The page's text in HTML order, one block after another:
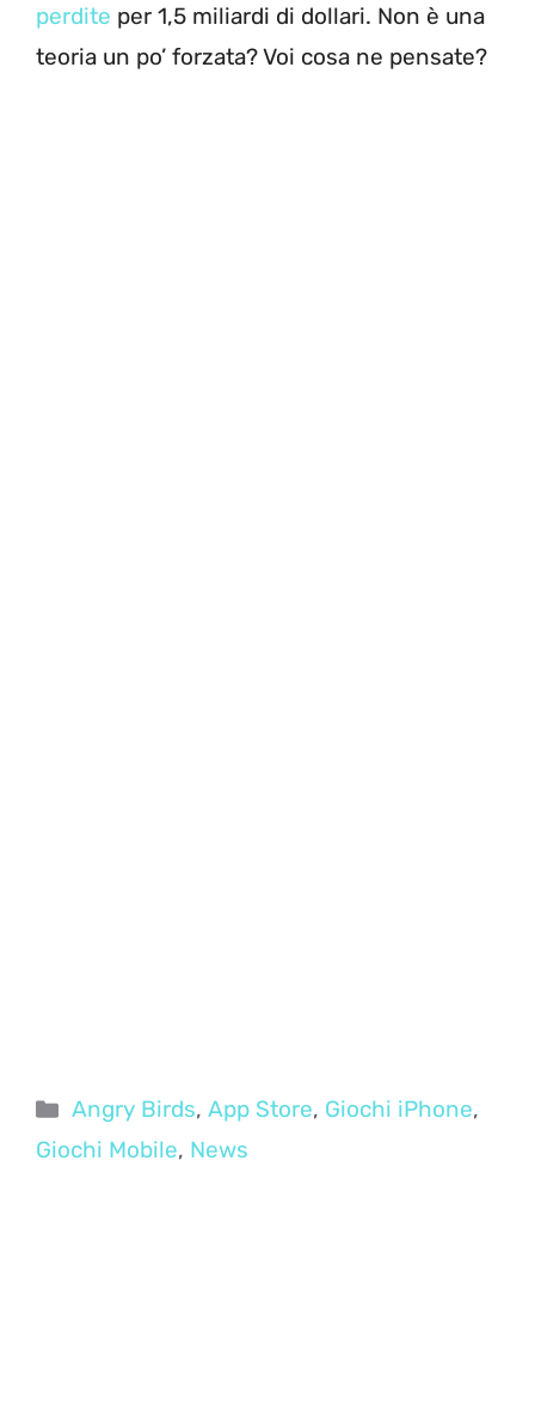
perdite per 1,5 miliardi di dollari. Non è una
teoria un po’ forzata? Voi cosa ne pensate?
Categorie
Angry Birds,App Store, Giochi iPhone,
Giochi Mobile, News